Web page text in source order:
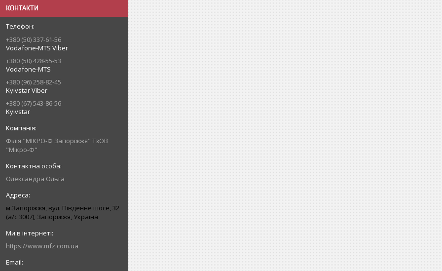
КОНТАКТИ
+380 (50) 337-61-56
Vodafone-MTS Viber
+380 (50) 428-55-53
Vodafone-MTS
+380 (96) 258-82-45
Kyivstar Viber
+380 (67) 543-86-56
Kyivstar
Філія "МІКРО-Ф Запоріжжя" ТзОВ
"Мікро-Ф"
Олександра Ольга
м.Запоріжжя, вул. Південне шосе, 32
(а/с 3007), Запоріжжя, Україна
https://www.mfz.com.ua